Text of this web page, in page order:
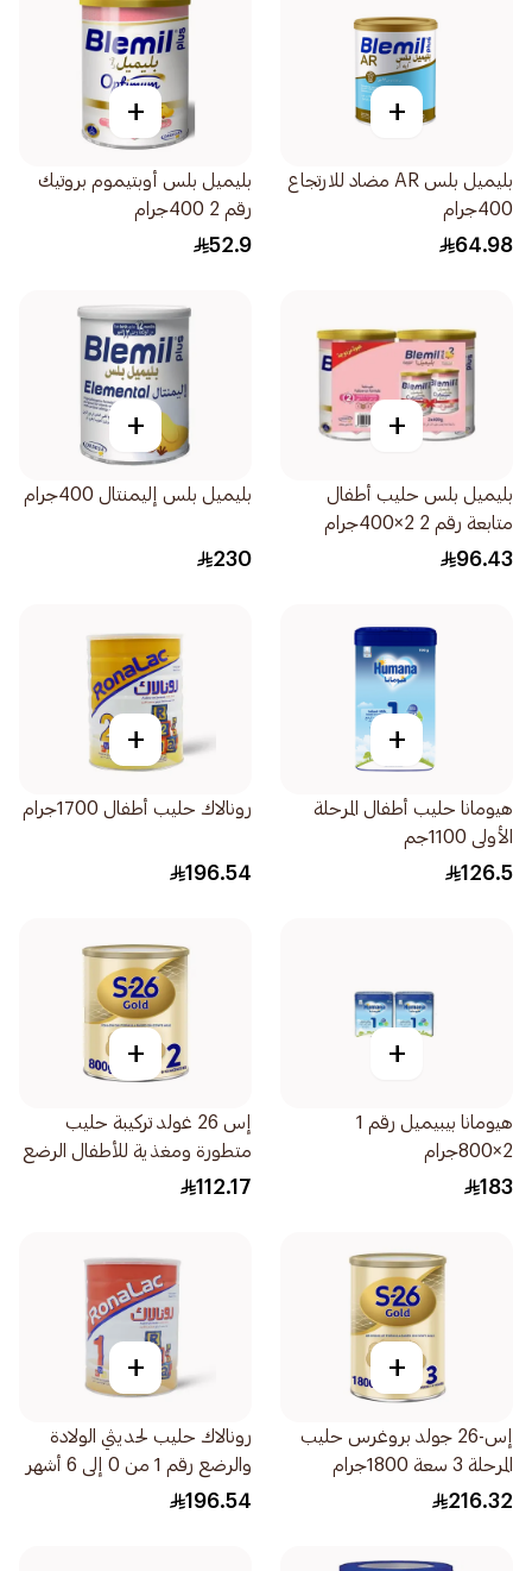
+
بليميل بلس AR مضاد للارتجاع
400جرام
64.98
+
بليميل بلس أوبتيموم بروتيك
رقم 2 400جرام
52.9
+
بليميل بلس حليب أطفال
متابعة رقم 2 2×400جرام
96.43
+
بليميل بلس إليمنتال 400جرام
230
+
هيومانا حليب أطفال المرحلة
الأولى 1100جم
126.5
+
رونالاك حليب أطفال 1700جرام
196.54
+
هيومانا بيبيميل رقم 1
2×800جرام
183
+
إس 26 غولد تركيبة حليب
متطورة ومغذية للأطفال الرضع
800جرام
112.17
+
إس-26 جولد بروغرس حليب
المرحلة 3 سعة 1800جرام
216.32
+
رونالاك حليب لحديثي الولادة
والرضع رقم 1 من 0 إلى 6 أشهر
1700جرام
196.54